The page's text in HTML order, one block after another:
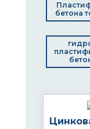
бетона